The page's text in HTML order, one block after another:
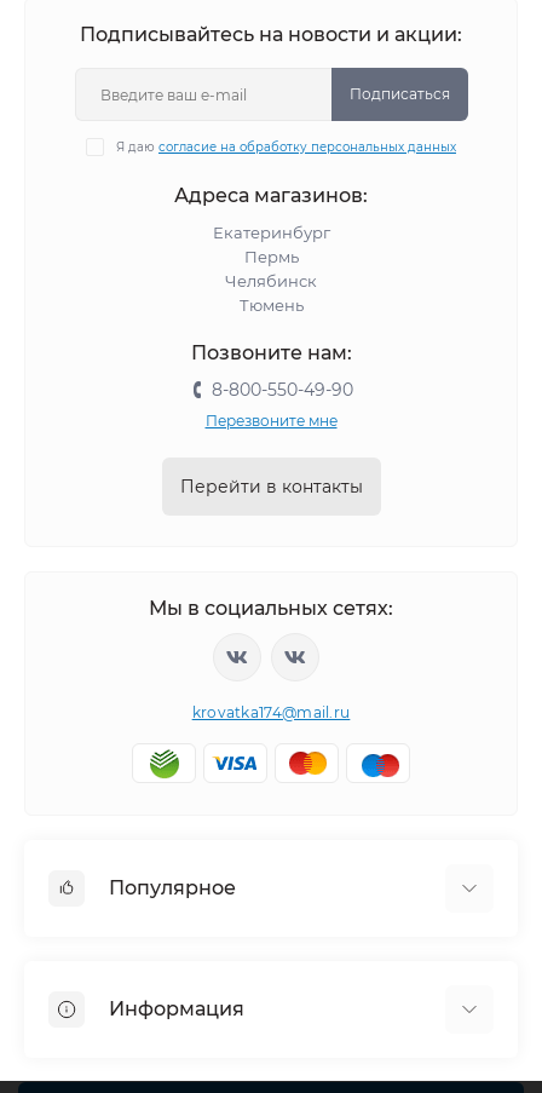
Подписывайтесь на новости и акции:
Подписаться
Я даю согласие на обработку персональных данных
Адреса магазинов:
Екатеринбург
Пермь
Челябинск
Тюмень
Позвоните нам:
8-800-550-49-90
Перезвоните мне
Перейти в контакты
Мы в социальных сетях:
krovatka174@mail.ru
Популярное
Кровати машины
Информация